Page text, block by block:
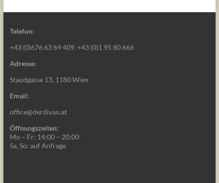
Telefon:
+43 (0)676 63 69 409, +43 (0)1 95 80 666
Adresse:
Staudgasse 13, 1180 Wien
Email:
office@derdivan.at
Öffnungszeiten:
Mo – Fr: 14:00 – 20:00
Sa, So: auf Anfrage